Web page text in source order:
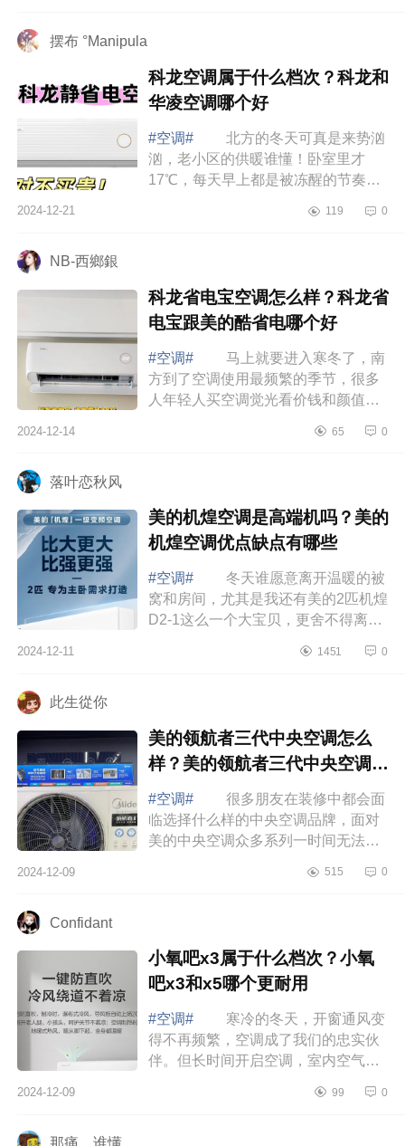
摆布 °Manipula
科龙空调属于什么档次？科龙和
华凌空调哪个好
#空调#
北方的冬天可真是来势汹
汹，老小区的供暖谁懂！卧室里才
17℃，每天早上都是被冻醒的节奏，
面小编为大家介绍下科龙空调属于什
2024-12-21 119 0
NB-西鄉銀
科龙省电宝空调怎么样？科龙省
电宝跟美的酷省电哪个好
#空调#
马上就要进入寒冬了，南
方到了空调使用最频繁的季节，很多
人年轻人买空调觉光看价钱和颜值，
过日子怎能不精打细算，如果空调不
2024-12-14 65 0
落叶恋秋风
美的机煌空调是高端机吗？美的
机煌空调优点缺点有哪些
#空调#
冬天谁愿意离开温暖的被
窝和房间，尤其是我还有美的2匹机煌
D2-1这么一个大宝贝，更舍不得离开
2024-12-11 1451 0
此生從你
美的领航者三代中央空调怎么
样？美的领航者三代中央空调的
优缺点
#空调#
很多朋友在装修中都会面
临选择什么样的中央空调品牌，面对
美的中央空调众多系列一时间无法选
介绍下美的领航者三代中央空调怎么
2024-12-09 515 0
Confidant
小氧吧x3属于什么档次？小氧
吧x3和x5哪个更耐用
#空调#
寒冷的冬天，开窗通风变
得不再频繁，空调成了我们的忠实伙
伴。但长时间开启空调，室内空气不
适。下面小编为大家介绍下小氧吧x3
2024-12-09 99 0
那痛，谁懂